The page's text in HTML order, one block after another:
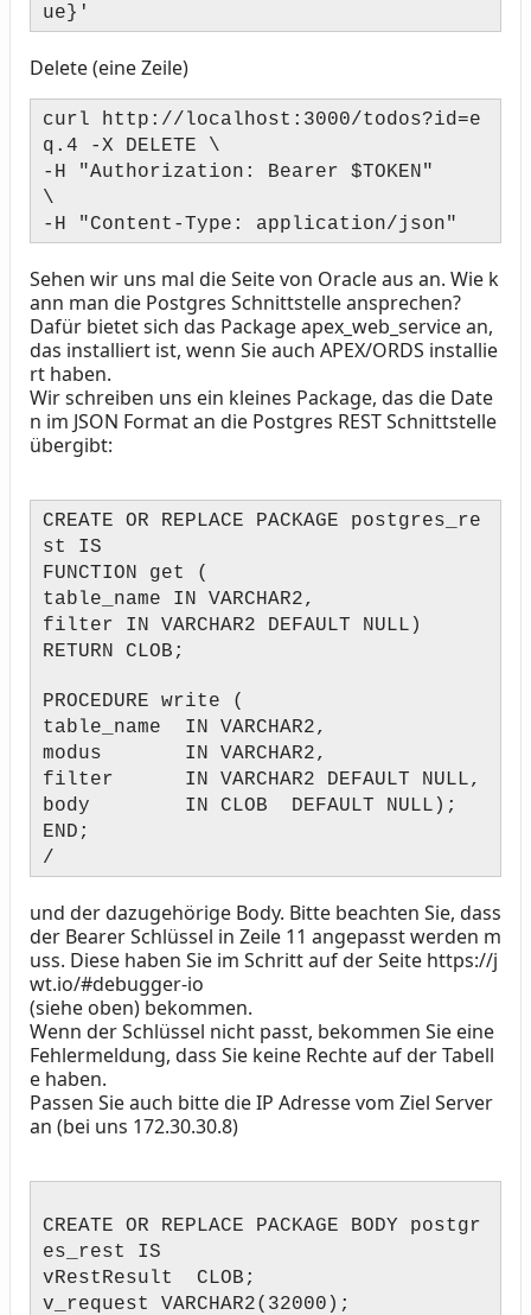
ue}'
Delete (eine Zeile)
curl http://localhost:3000/todos?id=e
q.4 -X DELETE \
-H "Authorization: Bearer $TOKEN"
\
-H "Content-Type: application/json"
Sehen wir uns mal die Seite von Oracle aus an. Wie k
ann man die Postgres Schnittstelle ansprechen?
Dafür bietet sich das Package apex_web_service an,
das installiert ist, wenn Sie auch APEX/ORDS installie
rt haben.
Wir schreiben uns ein kleines Package, das die Date
n im JSON Format an die Postgres REST Schnittstelle
übergibt:
CREATE OR REPLACE PACKAGE postgres_re
st IS
FUNCTION get (
table_name IN VARCHAR2,
filter IN VARCHAR2 DEFAULT NULL)
RETURN CLOB;
PROCEDURE write (
table_name IN VARCHAR2,
modus IN VARCHAR2,
filter IN VARCHAR2 DEFAULT NULL,
body IN CLOB DEFAULT NULL);
END;
/
und der dazugehörige Body. Bitte beachten Sie, dass
der Bearer Schlüssel in Zeile 11 angepasst werden m
uss. Diese haben Sie im Schritt auf der Seite https://j
wt.io/#debugger-io
(siehe oben) bekommen.
Wenn der Schlüssel nicht passt, bekommen Sie eine
Fehlermeldung, dass Sie keine Rechte auf der Tabell
e haben.
Passen Sie auch bitte die IP Adresse vom Ziel Server
an (bei uns 172.30.30.8)
CREATE OR REPLACE PACKAGE BODY postgr
es_rest IS
vRestResult CLOB;
v_request VARCHAR2(32000);